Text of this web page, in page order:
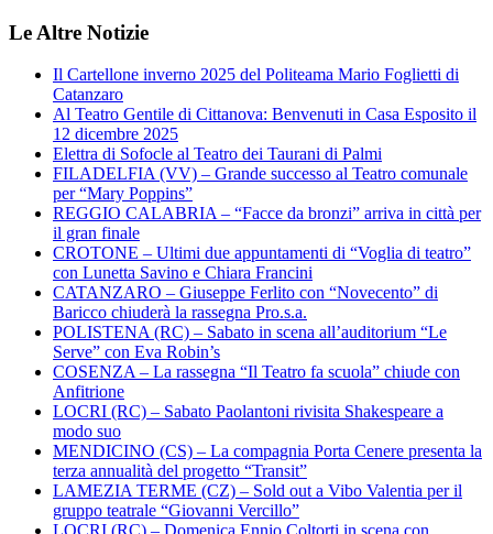
Le Altre Notizie
Il Cartellone inverno 2025 del Politeama Mario Foglietti di
Catanzaro
Al Teatro Gentile di Cittanova: Benvenuti in Casa Esposito il
12 dicembre 2025
Elettra di Sofocle al Teatro dei Taurani di Palmi
FILADELFIA (VV) – Grande successo al Teatro comunale
per “Mary Poppins”
REGGIO CALABRIA – “Facce da bronzi” arriva in città per
il gran finale
CROTONE – Ultimi due appuntamenti di “Voglia di teatro”
con Lunetta Savino e Chiara Francini
CATANZARO – Giuseppe Ferlito con “Novecento” di
Baricco chiuderà la rassegna Pro.s.a.
POLISTENA (RC) – Sabato in scena all’auditorium “Le
Serve” con Eva Robin’s
COSENZA – La rassegna “Il Teatro fa scuola” chiude con
Anfitrione
LOCRI (RC) – Sabato Paolantoni rivisita Shakespeare a
modo suo
MENDICINO (CS) – La compagnia Porta Cenere presenta la
terza annualità del progetto “Transit”
LAMEZIA TERME (CZ) – Sold out a Vibo Valentia per il
gruppo teatrale “Giovanni Vercillo”